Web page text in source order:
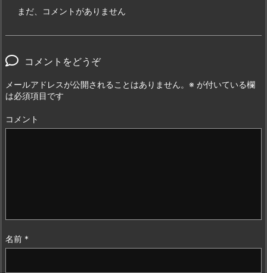
まだ、コメントがありません
コメントをどうぞ
メールアドレスが公開されることはありません。 ※ が付いている欄
は必須項目です
コメント
名前 *